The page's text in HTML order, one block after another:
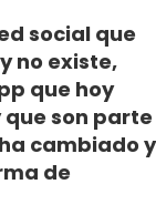
social que
no existe,
que hoy
son parte
cambiado y
de